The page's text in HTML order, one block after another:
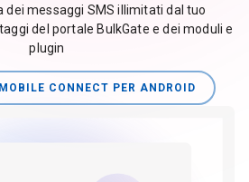
messaggi SMS illimitati dal tuo
del portale BulkGate e dei moduli e
plugin
CONNECT PER ANDROID